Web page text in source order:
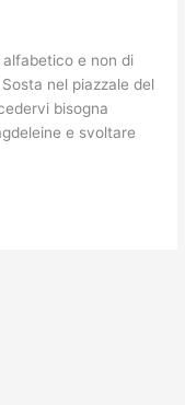
e non di
nel piazzale del
bisogna
e svoltare